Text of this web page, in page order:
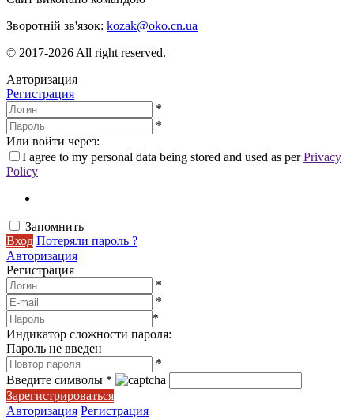
Зворотній зв'язок: kozak@oko.cn.ua
© 2017-2026 All right reserved.
Авторизация
Регистрация
*
*
Или войти через:
I agree to my personal data being stored and used as perPrivacy
Policy
Запомнить
Вход Потеряли пароль ?
Авторизация
Регистрация
*
*
*
Индикатор сложности пароля:
Пароль не введен
*
Введите символы *
Зарегистрироваться
Авторизация Регистрация